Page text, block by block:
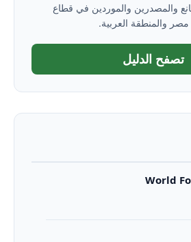
والمصدرين والموردين في قطاع
والمنطقة العربية.
تصفح الدليل
World